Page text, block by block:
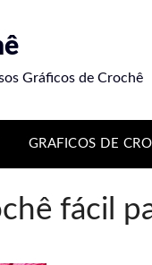
Gráficos de Crochê
GRAFICOS DE
fácil